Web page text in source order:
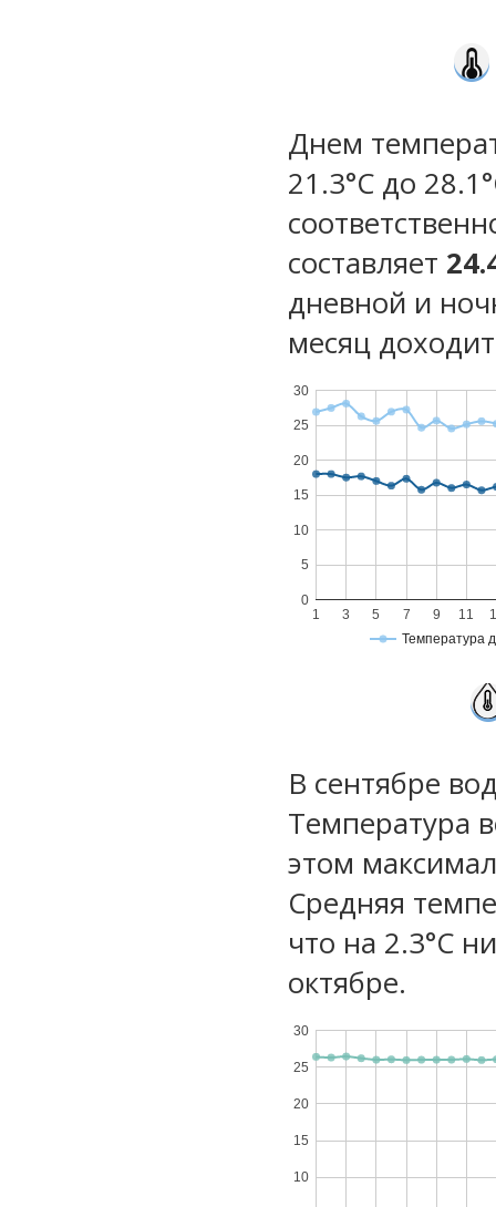
Днем
21.3°C до
составляет
дневной и
месяц
Температура
1 3 5 7 9 11
0
5
10
15
20
25
30
В сентябре
Температура
этом
Средняя
что на 2.3°C
октябре.
10
15
20
25
30